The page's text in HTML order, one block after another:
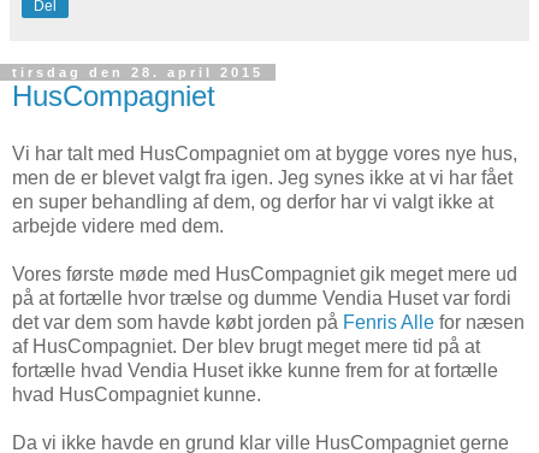
Del
tirsdag den 28. april 2015
HusCompagniet
Vi har talt med HusCompagniet om at bygge vores nye hus,
men de er blevet valgt fra igen. Jeg synes ikke at vi har fået
en super behandling af dem, og derfor har vi valgt ikke at
arbejde videre med dem.
Vores første møde med HusCompagniet gik meget mere ud
på at fortælle hvor trælse og dumme Vendia Huset var fordi
det var dem som havde købt jorden på Fenris Alle for næsen
af HusCompagniet. Der blev brugt meget mere tid på at
fortælle hvad Vendia Huset ikke kunne frem for at fortælle
hvad HusCompagniet kunne.
Da vi ikke havde en grund klar ville HusCompagniet gerne